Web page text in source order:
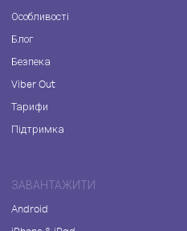
Особливості
Блог
Безпека
Viber Out
Тарифи
Підтримка
ЗАВАНТАЖИТИ
Android